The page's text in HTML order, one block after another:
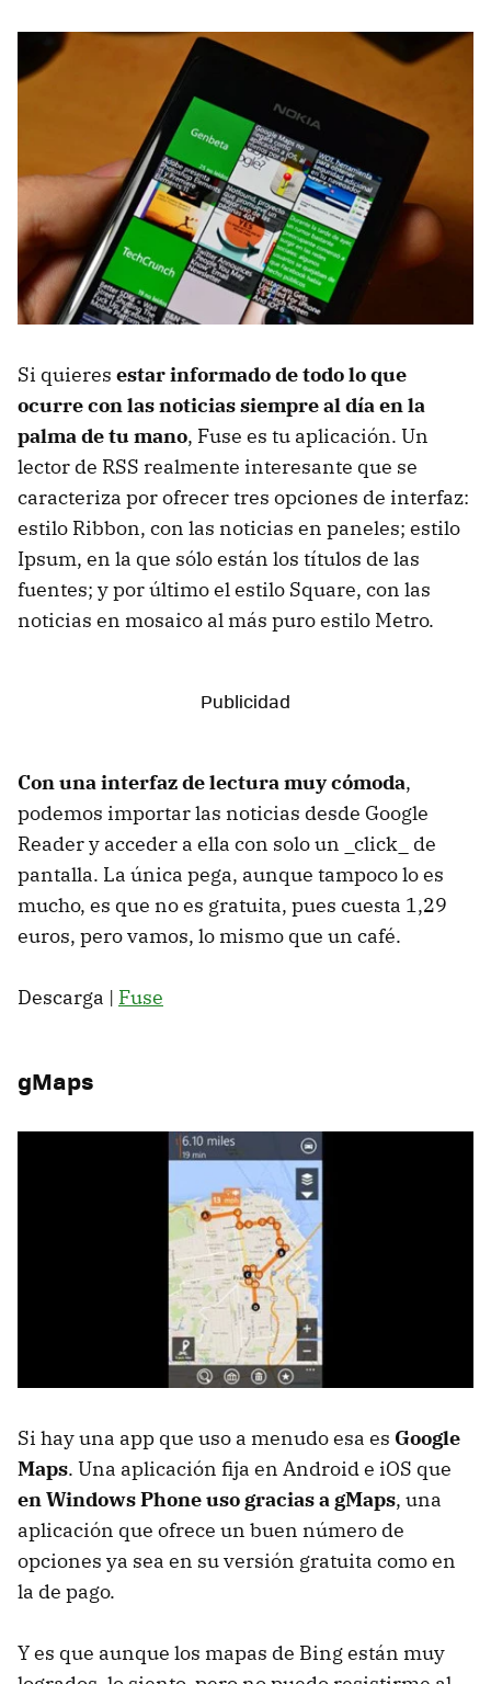
Si quieres estar informado de todo lo que
ocurre con las noticias siempre al día en la
palma de tu mano, Fuse es tu aplicación. Un
lector de RSS realmente interesante que se
caracteriza por ofrecer tres opciones de interfaz:
estilo Ribbon, con las noticias en paneles; estilo
Ipsum, en la que sólo están los títulos de las
fuentes; y por último el estilo Square, con las
noticias en mosaico al más puro estilo Metro.
Con una interfaz de lectura muy cómoda,
podemos importar las noticias desde Google
Reader y acceder a ella con solo un _click_ de
pantalla. La única pega, aunque tampoco lo es
mucho, es que no es gratuita, pues cuesta 1,29
euros, pero vamos, lo mismo que un café.
Descarga | Fuse
gMaps
Si hay una app que uso a menudo esa es Google
Maps. Una aplicación fija en Android e iOS que
en Windows Phone uso gracias a gMaps, una
aplicación que ofrece un buen número de
opciones ya sea en su versión gratuita como en
la de pago.
Y es que aunque los mapas de Bing están muy